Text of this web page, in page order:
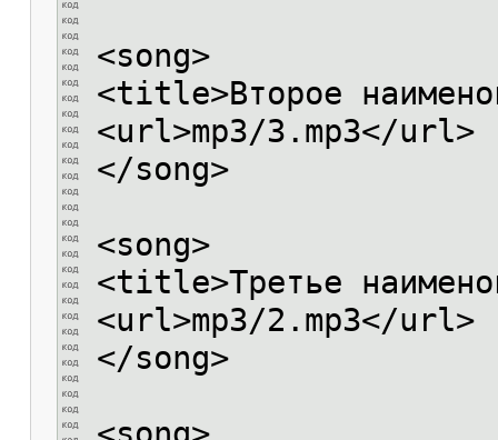
<song>
<title>Второе
<url>mp3/3.mp3</url>
</song>
<song>
<title>Третье
<url>mp3/2.mp3</url>
</song>